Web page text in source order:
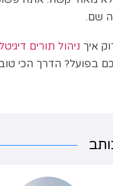
שם.
איך ניהול תורים
בפועל? הדרך הכי